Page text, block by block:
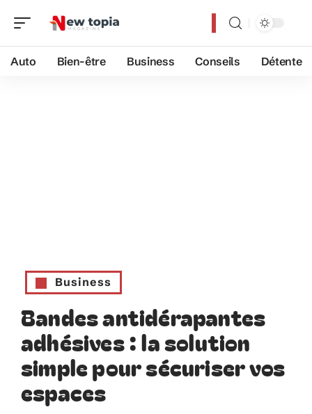
Auto Bien-être Business Conseils Détente
Business
Bandes antidérapantes
adhésives : la solution
simple pour sécuriser vos
espaces